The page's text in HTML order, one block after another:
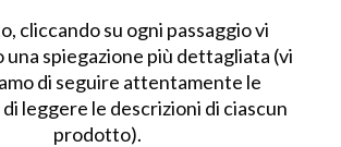
cliccando su ogni passaggio vi
una spiegazione più dettagliata (vi
di seguire attentamente le
leggere le descrizioni di ciascun
prodotto).